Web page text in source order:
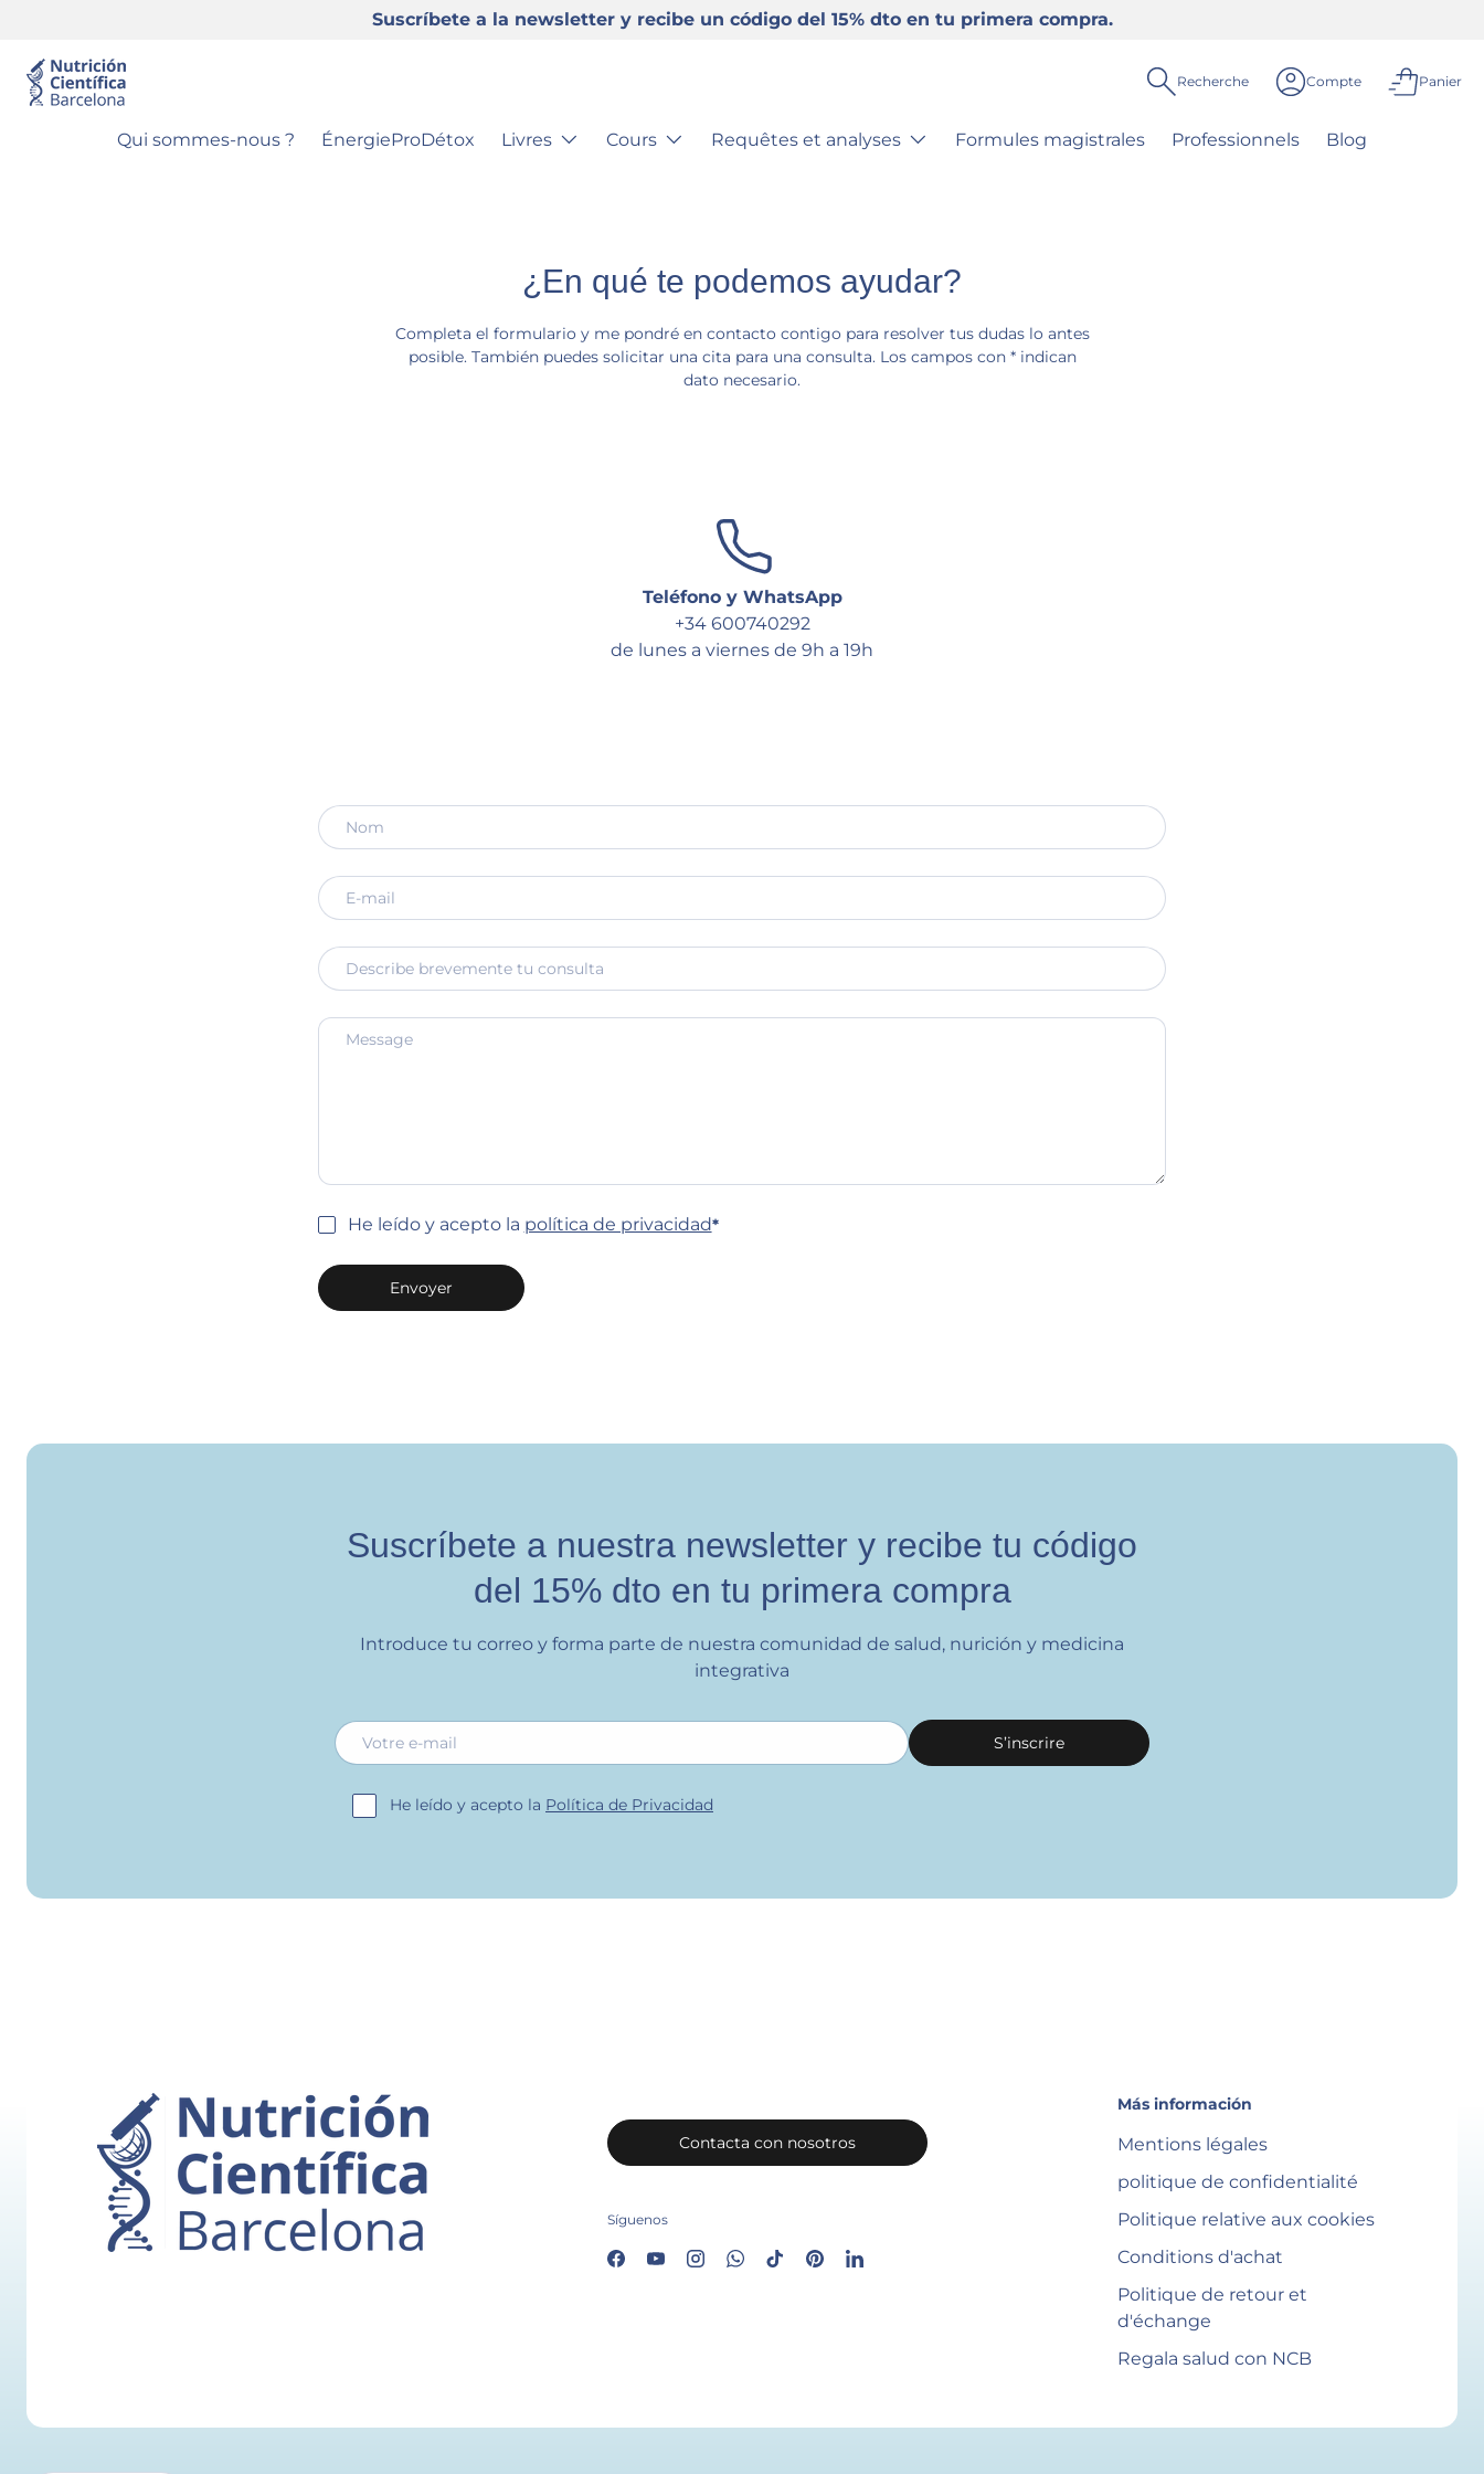
Suscríbete a la newsletter y recibe un código del 15% dto en tu primera compra.
Recherche Compte Panier
Qui sommes-nous ? ÉnergieProDétox Livres Cours Requêtes et analyses Formules magistrales Professionnels Blog
¿En qué te podemos ayudar?
Completa el formulario y me pondré en contacto contigo para resolver tus dudas lo antes
posible. También puedes solicitar una cita para una consulta. Los campos con * indican
dato necesario.
Teléfono y WhatsApp
+34 600740292
de lunes a viernes de 9h a 19h
He leído y acepto la política de privacidad*
Envoyer
Suscríbete a nuestra newsletter y recibe tu código
del 15% dto en tu primera compra
Introduce tu correo y forma parte de nuestra comunidad de salud, nurición y medicina
integrativa
E-mail
S’inscrire
He leído y acepto la Política de Privacidad
Contacta con nosotros
Síguenos
Facebook
YouTubeInstagram
WhatsApp
TikTokPinterestLinkedIn
Más información
Mentions légales
politique de confidentialité
Politique relative aux cookies
Conditions d'achat
Politique de retour et
d'échange
Regala salud con NCB